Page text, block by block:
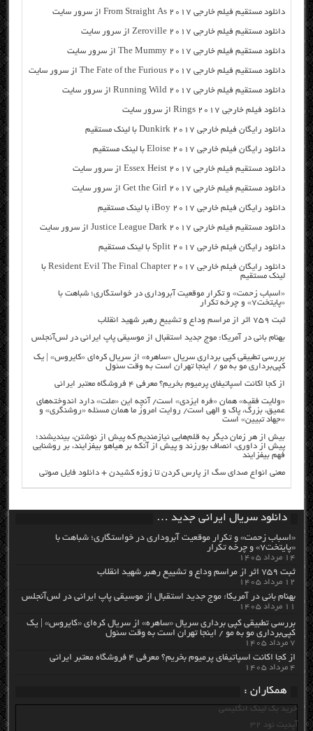
دانلود مستقیم فیلم خارجی From Straight As 2017 از سرور سایت
دانلود مستقیم فیلم خارجی Zeroville 2017 از سرور سایت
دانلود مستقیم فیلم خارجی The Mummy 2017 از سرور سایت
دانلود مستقیم فیلم خارجی The Fate of the Furious 2017 از سرور سایت
دانلود مستقیم فیلم خارجی Running Wild 2017 از سرور سایت
دانلود فیلم خارجی Rings 2017 از سرور سایت
دانلود رایگان فیلم خارجی Dunkirk 2017 با لینک مستقیم
دانلود رایگان فیلم خارجی Eloise 2017 با لینک مستقیم
دانلود مستقیم فیلم خارجی Essex Heist 2017 از سرور سایت
دانلود مستقیم فیلم خارجی Get the Girl 2017 از سرور سایت
دانلود رایگان فیلم خارجی iBoy 2017 با لینک مستقیم
دانلود مستقیم فیلم خارجی Justice League Dark 2017 از سرور سایت
دانلود رایگان فیلم خارجی Split 2017 با لینک مستقیم
دانلود رایگان فیلم خارجی Resident Evil The Final Chapter 2017 با
لینک مستقیم
«اسباب زحمت» و تکرار موقعیت آبروداری در خواستگاری؛ شباهت با
«پایتخت۷» و چرخه تکرار
ثبت ۷۵۹ اثر از مراسم وداع و تشییع رهبر شهید انقلاب
بهنام بانی در آمریکا: موج جدید استقبال از موسیقی پاپ ایرانی در لس‌آنجلس
بررسی تطبیقی کپی برداری سریال «ساهره» از سریال کره‌ای «کایروس» | یک
کپی‌برداری مو به مو / اینجا تهران است به وقت سئول
از کجا اکانت اسپاتیفای پرمیوم بخریم؟ معرفی ۴ فروشگاه معتبر ایرانی
«ولایت فقیه» همان «فره ایزدی» است/ آنچه این «ملت» دارد اندوخته‌های
عمیق، بزرگ، پاک و الهی است/ روایت امروز ما همان مسئله «روشنگری» و
«جهاد تبیین» است
بیش از هر زمان دیگر به قلم‌هایی نیازمندیم که پیش از نوشتن، بیندیشند؛
پیش از داوری، انصاف بورزند و پیش از آنکه بر هیاهو بیفزایند، بر روشنایی
فهم بیفزایند
معنی انواع صدای سگ از پارس کردن تا زوزه کشیدن + دانلود فایل صوتی
دانلود سریال ایرانی جدید …
«اسباب زحمت» و تکرار موقعیت آبروداری در خواستگاری؛ شباهت با
«پایتخت۷» و چرخه تکرار
۱۴ مرداد ۱۴۰۵
ثبت ۷۵۹ اثر از مراسم وداع و تشییع رهبر شهید انقلاب
۱۲ مرداد ۱۴۰۵
بهنام بانی در آمریکا: موج جدید استقبال از موسیقی پاپ ایرانی در لس‌آنجلس
۱۱ مرداد ۱۴۰۵
بررسی تطبیقی کپی برداری سریال «ساهره» از سریال کره‌ای «کایروس» | یک
کپی‌برداری مو به مو / اینجا تهران است به وقت سئول
۷ مرداد ۱۴۰۵
از کجا اکانت اسپاتیفای پرمیوم بخریم؟ معرفی ۴ فروشگاه معتبر ایرانی
۴ مرداد ۱۴۰۵
همکاران :
خرید بک لینک انگلیسی
آپدیت نود 32